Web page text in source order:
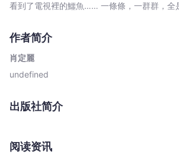
看到了電視裡的鱷魚…… 一條條，一群群，全
作者简介
肖定麗
undefined
出版社简介
阅读资讯